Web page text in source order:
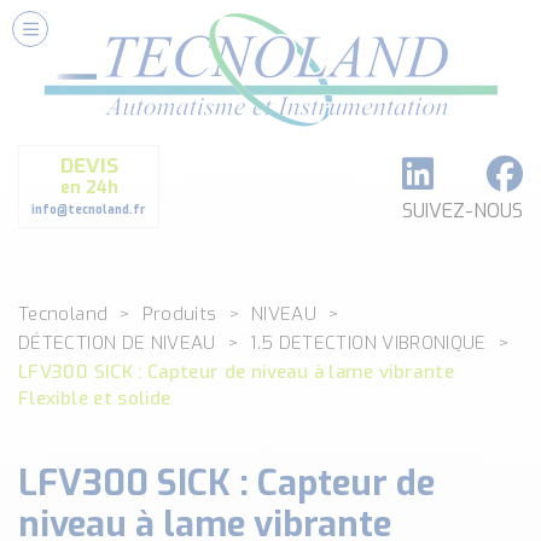
DEVIS
en 24h
info@tecnoland.fr SUIVEZ-NOUS
Nos Services
Conseils et Fourniture
Formation et Assistance
Architecture I-O Link multi fabricants
Classé par catégorie
DEBIT
DETECTION
ENREGISTREUR + ACQUISITION DE DONNEES
Voir toutes les catégories …
Tecnoland Produits
NIVEAU
DÉTECTION DE NIVEAU
1.5 DETECTION VIBRONIQUE
LFV300 SICK : Capteur de niveau à lame vibrante
Flexible et solide
LFV300 SICK : Capteur de
niveau à lame vibrante